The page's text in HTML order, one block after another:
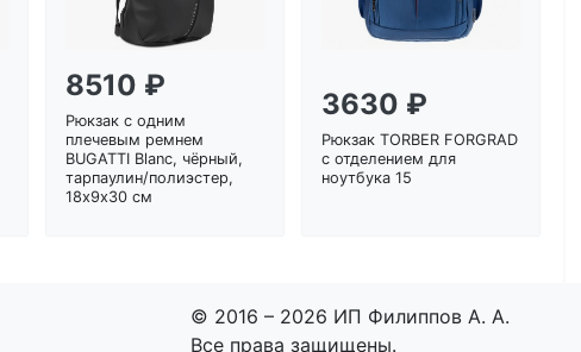
8510 ₽
Рюкзак с одним
плечевым ремнем
BUGATTI Blanc, чёрный,
тарпаулин/полиэстер,
18х9х30 см
3630 ₽
Рюкзак TORBER FORGRAD
с отделением для
ноутбука 15
© 2016 – 2026 ИП Филиппов А. А.
Все права защищены.